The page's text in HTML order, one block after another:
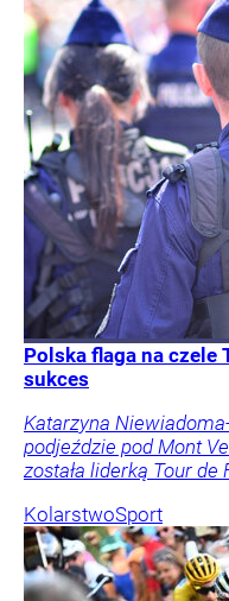
Polska flaga na czele
sukces
Katarzyna
podjeździe pod Mont
została liderką Tour de
KolarstwoSport